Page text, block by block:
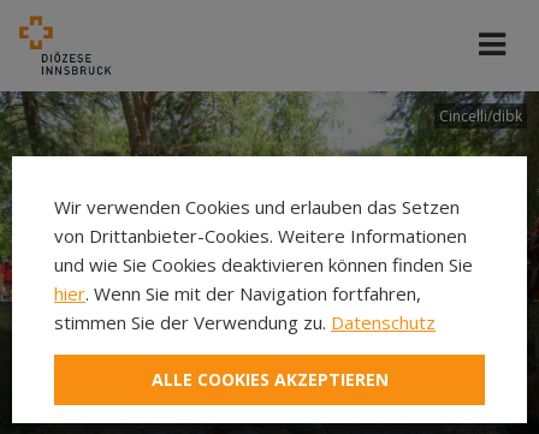
Cincelli/dibk
Neuer Pilgerweg Via
Laudato si’
Wir verwenden Cookies und erlauben das Setzen
von Drittanbieter-Cookies. Weitere Informationen
und wie Sie Cookies deaktivieren können finden Sie
hier. Wenn Sie mit der Navigation fortfahren,
stimmen Sie der Verwendung zu. Datenschutz
ALLE COOKIES AKZEPTIEREN